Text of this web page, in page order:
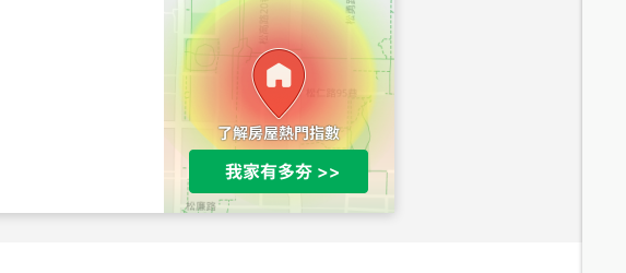
總價
490萬
新竹市新竹市慈祥路
總價
1,808萬